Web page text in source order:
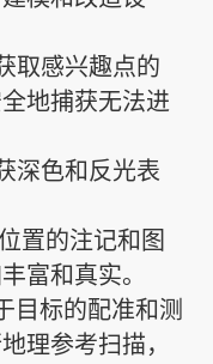
取感兴趣点的
地捕获无法进
深色和反光表
置的注记和图
富和真实。
目标的配准和测
理参考扫描，